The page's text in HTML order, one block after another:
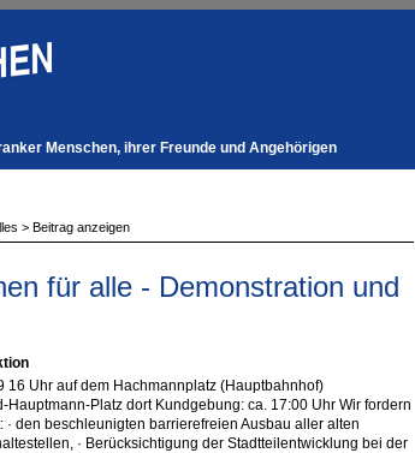
Menschen, ihrer Freunde und Angehörigen
> Beitrag anzeigen
für alle - Demonstration und
16 Uhr auf dem Hachmannplatz (Hauptbahnhof)
Hauptmann-Platz dort Kundgebung: ca. 17:00 Uhr Wir fordern
· den beschleunigten barrierefreien Ausbau aller alten
· Berücksichtigung der Stadtteilentwicklung bei der